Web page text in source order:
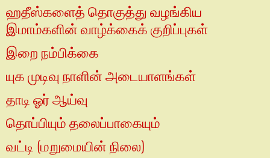
ஹதீஸ்களைத் தொகுத்து வழங்கிய
இமாம்களின் வாழ்க்கைக் குறிப்புகள்
இறை நம்பிக்கை
யுக முடிவு நாளின் அடையாளங்கள்
தாடி ஓர் ஆய்வு
தொப்பியும் தலைப்பாகையும்
வட்டி (மறுமையின் நிலை)